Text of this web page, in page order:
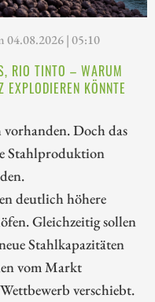
04.08.2026 | 05:10
RIO TINTO – WARUM
KÖNNTE
Doch das
Stahlproduktion
deutlich höhere
Gleichzeitig sollen
Stahlkapazitäten
vom Markt
verschiebt.